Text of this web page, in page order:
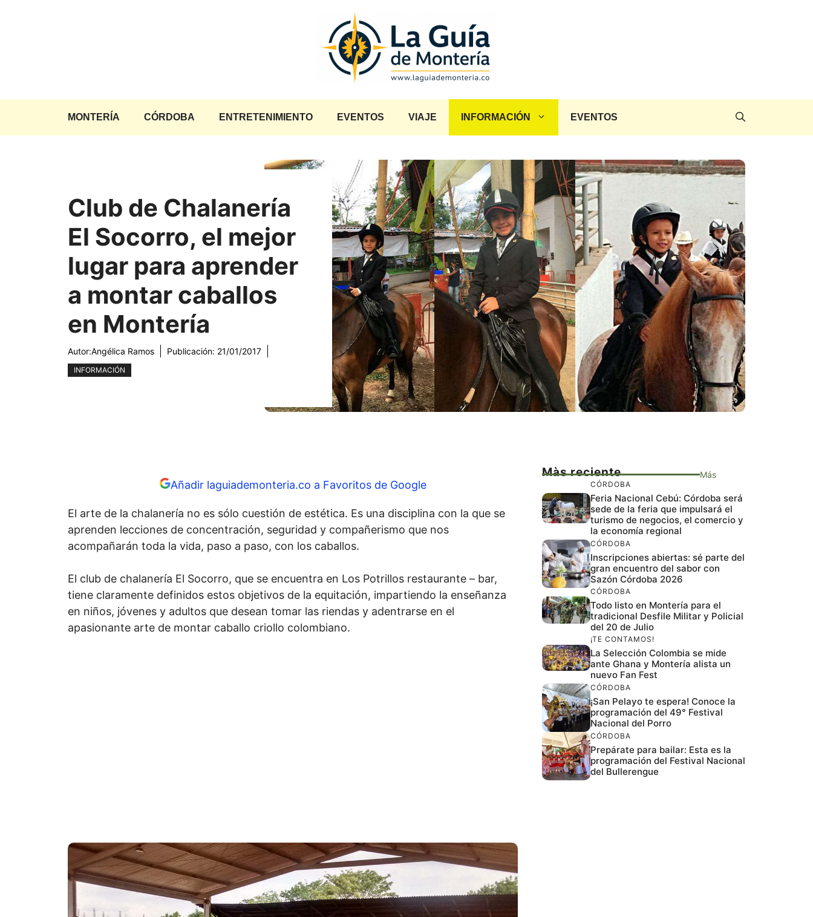
MONTERÍA CÓRDOBA ENTRETENIMIENTO EVENTOS VIAJE INFORMACIÓN EVENTOS
Club de Chalanería
El Socorro, el mejor
lugar para aprender
a montar caballos
en Montería
Autor:Angélica Ramos Publicación: 21/01/2017
INFORMACIÓN
Añadir laguiademonteria.co a Favoritos de Google
El arte de la chalanería no es sólo cuestión de estética. Es una disciplina con la que se
aprenden lecciones de concentración, seguridad y compañerismo que nos
acompañarán toda la vida, paso a paso, con los caballos.
El club de chalanería El Socorro, que se encuentra en Los Potrillos restaurante – bar,
tiene claramente definidos estos objetivos de la equitación, impartiendo la enseñanza
en niños, jóvenes y adultos que desean tomar las riendas y adentrarse en el
apasionante arte de montar caballo criollo colombiano.
Màs reciente Más
CÓRDOBA
Feria Nacional Cebú: Córdoba será
sede de la feria que impulsará el
turismo de negocios, el comercio y
la economía regional
CÓRDOBA
Inscripciones abiertas: sé parte del
gran encuentro del sabor con
Sazón Córdoba 2026
CÓRDOBA
Todo listo en Montería para el
tradicional Desfile Militar y Policial
del 20 de Julio
¡TE CONTAMOS!
La Selección Colombia se mide
ante Ghana y Montería alista un
nuevo Fan Fest
CÓRDOBA
¡San Pelayo te espera! Conoce la
programación del 49° Festival
Nacional del Porro
CÓRDOBA
Prepárate para bailar: Esta es la
programación del Festival Nacional
del Bullerengue